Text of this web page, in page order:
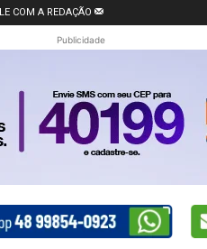
COM A REDAÇÃO
Publicidade